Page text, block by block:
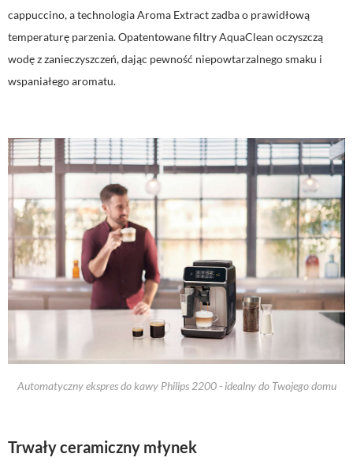
cappuccino, a technologia Aroma Extract zadba o prawidłową
temperaturę parzenia. Opatentowane filtry AquaClean oczyszczą
wodę z zanieczyszczeń, dając pewność niepowtarzalnego smaku i
wspaniałego aromatu.
Automatyczny ekspres do kawy Philips 2200 - idealny do Twojego domu
Trwały ceramiczny młynek